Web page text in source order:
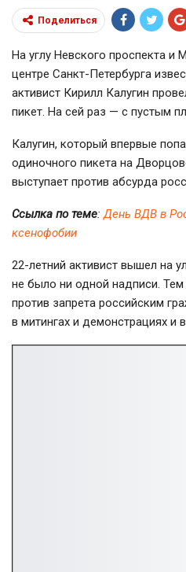
Поделиться
На углу Невского проспекта
центре Санкт-Петербурга
активист Кирилл Калугин
пикет. На сей раз — с пустым
Калугин, который впервые
одиночного пикета на
выступает против абсурда
Ссылка по теме: День ВДВ в
ксенофобии
22-летний активист вышел на
не было ни одной надписи.
против запрета российским
в митингах и демонстрациях и